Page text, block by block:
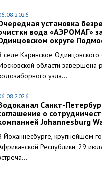
установка
вода «АЭРОМАГ»
округе
селе Каринское Одинцовского
области завершена
узла...
Санкт-
о
Johannesburg
Йоханнесбурге, крупнейшем
Республики, 29